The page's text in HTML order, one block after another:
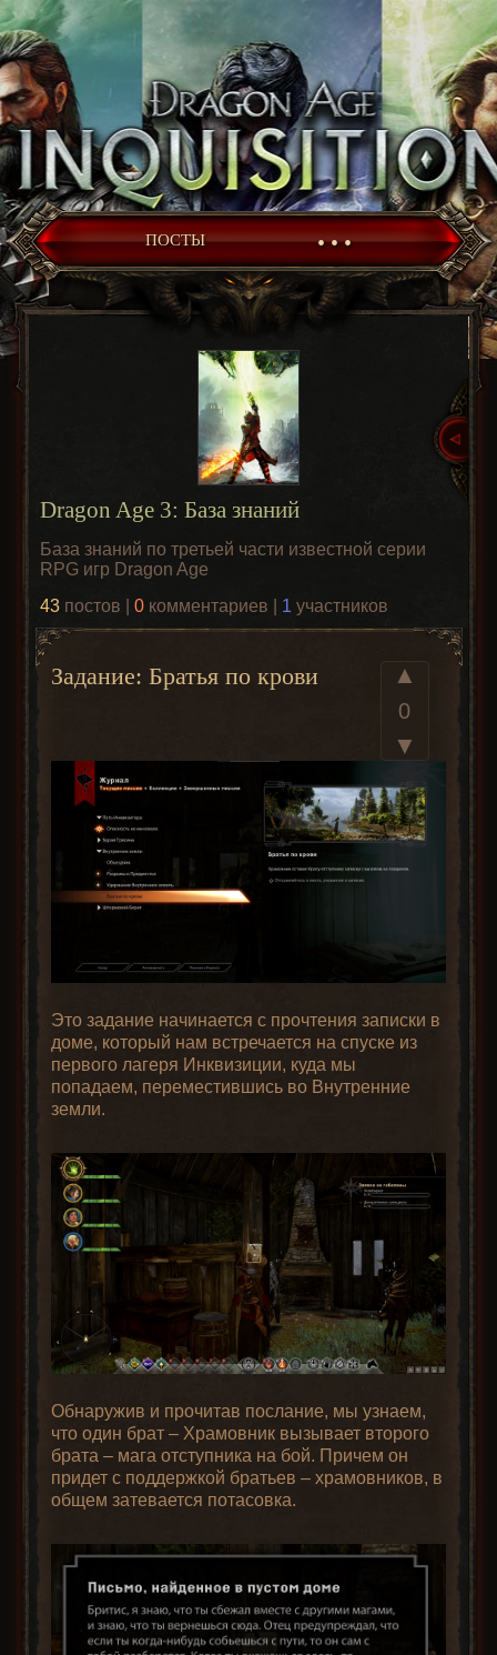
ПОСТЫ • • •
Dragon Age 3: База знаний
База знаний по третьей части известной серии
RPG игр Dragon Age
43 постов |0 комментариев | 1 участников
▲
0
▼
Задание: Братья по крови
Это задание начинается с прочтения записки в
доме, который нам встречается на спуске из
первого лагеря Инквизиции, куда мы
попадаем, переместившись во Внутренние
земли.
Обнаружив и прочитав послание, мы узнаем,
что один брат – Храмовник вызывает второго
брата – мага отступника на бой. Причем он
придет с поддержкой братьев – храмовников, в
общем затевается потасовка.